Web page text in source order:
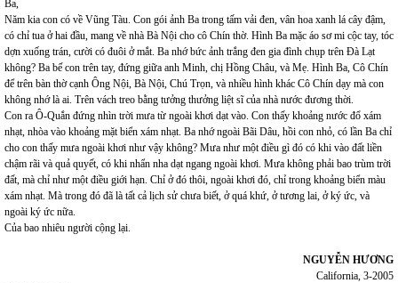
Ba,
Năm kia con có về Vũng Tàu. Con gói ảnh Ba trong tấm vải đen, vân hoa xanh lá cây đậm,
có chỉ tua ở hai đầu, mang về nhà Bà Nội cho cô Chín thờ. Hình Ba mặc áo sơ mi cộc tay, tóc
dợn xuống trán, cười có đuôi ở mắt. Ba nhớ bức ảnh trắng đen gia đình chụp trên Đà Lạt
không? Ba bế con trên tay, đứng giữa anh Minh, chị Hồng Châu, và Mẹ. Hình Ba, Cô Chín
để trên bàn thờ cạnh Ông Nội, Bà Nội, Chú Trọn, và nhiều hình khác Cô Chín dạy mà con
không nhớ là ai. Trên vách treo bằng tưởng thưởng liệt sĩ của nhà nước đương thời.
Con ra Ô-Quắn đứng nhìn trời mưa từ ngoài khơi dạt vào. Con thấy khoảng nước đổ xám
nhạt, nhòa vào khoảng mặt biển xám nhạt. Ba nhớ ngoài Bãi Dâu, hồi con nhỏ, có lần Ba chỉ
cho con thấy mưa ngoài khơi như vậy không? Mưa như một điều gì đó có khi vào đất liền
chậm rãi và quả quyết, có khi nhẩn nha dạt ngang ngoài khơi. Mưa không phải bao trùm trời
đất, mà chỉ như một điều giới hạn. Chỉ ở đó thôi, ngoài khơi đó, chỉ trong khoảng biển màu
xám nhạt. Mà trong đó đã là tất cả lịch sử chưa biết, ở quá khứ, ở tương lai, ở ký ức, và
ngoài ký ức nữa.
Của bao nhiêu người cộng lại.
NGUYỄN HƯƠNG
California, 3-2005